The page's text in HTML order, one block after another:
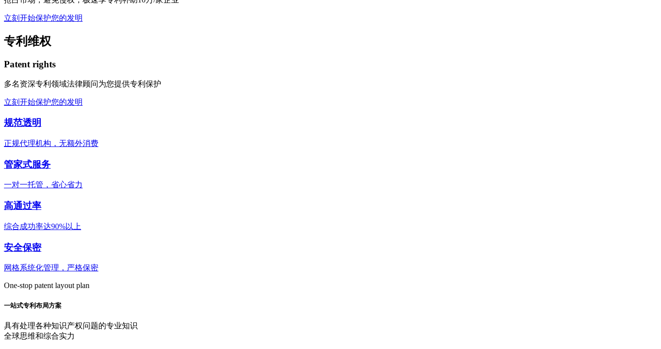
立刻开始保护您的发明
专利维权
Patent rights
多名资深专利领域法律顾问为您提供专利保护
立刻开始保护您的发明
规范透明
正规代理机构，无额外消费
管家式服务
一对一托管，省心省力
高通过率
综合成功率达90%以上
安全保密
网格系统化管理，严格保密
One-stop patent layout plan
一站式专利布局方案
具有处理各种知识产权问题的专业知识
全球思维和综合实力